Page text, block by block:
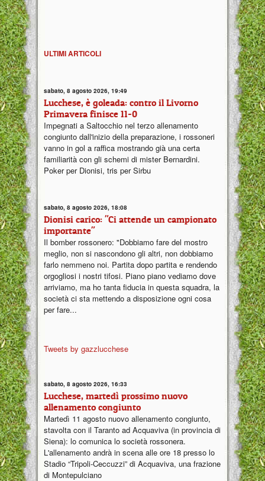
ULTIMI ARTICOLI
sabato, 8 agosto 2026, 19:49
Lucchese, è goleada: contro il Livorno
Primavera finisce 11-0
Impegnati a Saltocchio nel terzo allenamento
congiunto dall'inizio della preparazione, i rossoneri
vanno in gol a raffica mostrando già una certa
familiarità con gli schemi di mister Bernardini.
Poker per Dionisi, tris per Sirbu
sabato, 8 agosto 2026, 18:08
Dionisi carico: "Ci attende un campionato
importante"
Il bomber rossonero: "Dobbiamo fare del mostro
meglio, non si nascondono gli altri, non dobbiamo
farlo nemmeno noi. Partita dopo partita e rendendo
orgogliosi i nostri tifosi. Piano piano vediamo dove
arriviamo, ma ho tanta fiducia in questa squadra, la
società ci sta mettendo a disposizione ogni cosa
per fare...
Tweets by gazzlucchese
sabato, 8 agosto 2026, 16:33
Lucchese, martedì prossimo nuovo
allenamento congiunto
Martedì 11 agosto nuovo allenamento congiunto,
stavolta con il Taranto ad Acquaviva (in provincia di
Siena): lo comunica lo società rossonera.
L'allenamento andrà in scena alle ore 18 presso lo
Stadio “Tripoli-Ceccuzzi” di Acquaviva, una frazione
di Montepulciano